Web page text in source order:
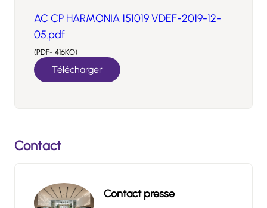
AC CP HARMONIA 151019 VDEF-2019-12-
05.pdf
(PDF- 416KO)
Télécharger
Contact
Contact presse